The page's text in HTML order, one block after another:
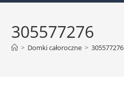
305577276
> Domki całoroczne > 305577276